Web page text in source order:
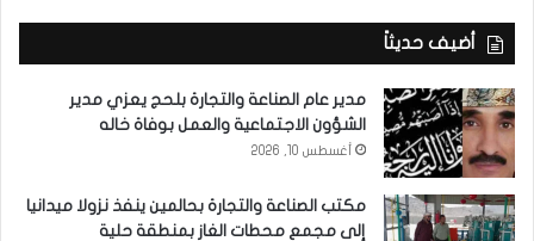
أضيف حديثاً
مدير عام الصناعة والتجارة بلحج يعزي مدير
الشؤون الاجتماعية والعمل بوفاة خاله
أغسطس 10, 2026
مكتب الصناعة والتجارة بحالمين ينفذ نزولا ميدانيا
إلى مجمع محطات الغاز بمنطقة حلية